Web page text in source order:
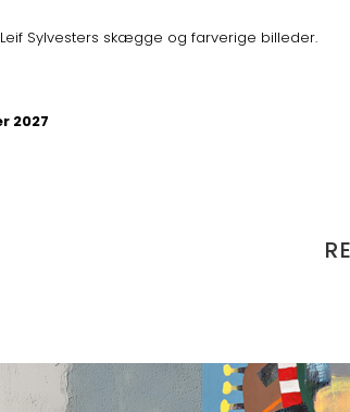
Sylvesters skægge og farverige billeder.
2027